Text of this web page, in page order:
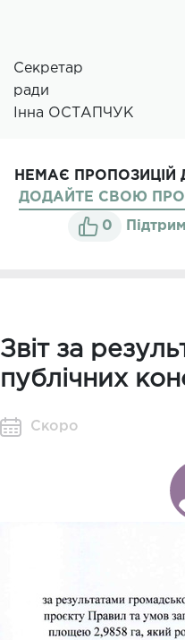
Секретар
Інна ОСТАПЧУК
НЕМАЄ ПРОПОЗИЦІЙ
ДОДАЙТЕ СВОЮ
0
Звіт за
публічних
Скоро